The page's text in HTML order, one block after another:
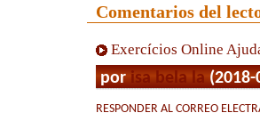
Comentarios del
Exercícios Online
porisa bela la(2018-
RESPONDER AL CORREO